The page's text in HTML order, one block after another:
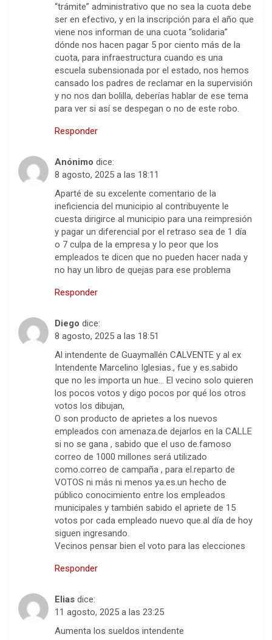
“trámite” administrativo que no sea la cuota debe
ser en efectivo, y en la inscripción para el año que
viene nos informan de una cuota “solidaria”
dónde nos hacen pagar 5 por ciento más de la
cuota, para infraestructura cuando es una
escuela subensionada por el estado, nos hemos
cansado los padres de reclamar en la supervisión
y no nos dan bolilla, deberías hablar de ese tema
para ver si así se despegan o no de este robo.
Responder
Anónimo dice:
8 agosto, 2025 a las 18:11
Aparté de su excelente comentario de la
ineficiencia del municipio al contribuyente le
cuesta dirigirce al municipio para una reimpresión
y pagar un diferencial por el retraso sea de 1 día
o 7 culpa de la empresa y lo peor que los
empleados te dicen que no pueden hacer nada y
no hay un libro de quejas para ese problema
Responder
Diego dice:
8 agosto, 2025 a las 18:51
Al intendente de Guaymallén CALVENTE y al ex
Intendente Marcelino Iglesias., fue y es.sabido
que no les importa un hue… El vecino solo quieren
los pocos votos y digo pocos por qué los otros
votos los dibujan,
O son producto de aprietes a los nuevos
empleados con amenaza.de dejarlos en la CALLE
si no se gana , sabido que el uso de.famoso
correo de 1000 millones será utilizado
como.correo de campaña , para el.reparto de
VOTOS ni más ni menos ya.es.un hecho de
público conocimiento entre los empleados
municipales y también sabido el apriete de 15
votos por cada empleado nuevo que.al día de hoy
siguen ingresando.
Vecinos pensar bien el voto para las elecciones
Responder
Elias dice:
11 agosto, 2025 a las 23:25
Aumenta los sueldos intendente